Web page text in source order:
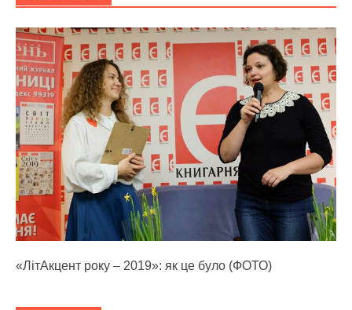
«ЛітАкцент року – 2019»: як це було (ФОТО)